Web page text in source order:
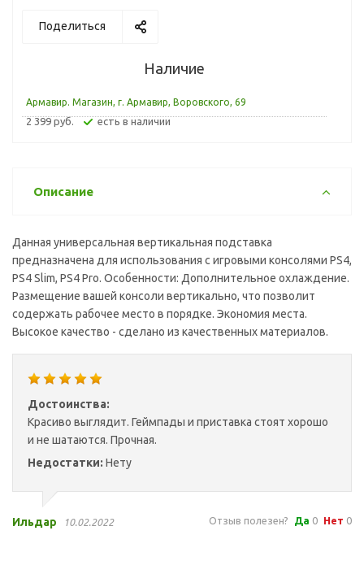
Поделиться
Наличие
Армавир. Магазин, г. Армавир, Воровского, 69
2 399 руб. Есть в наличии
Описание
Данная универсальная вертикальная подставка
предназначена для использования с игровыми консолями PS4,
PS4 Slim, PS4 Pro. Особенности: Дополнительное охлаждение.
Размещение вашей консоли вертикально, что позволит
содержать рабочее место в порядке. Экономия места.
Высокое качество - сделано из качественных материалов.
Достоинства:
Красиво выглядит. Геймпады и приставка стоят хорошо
и не шатаются. Прочная.
Недостатки: Нету
Ильдар 10.02.2022 Отзыв полезен? Да 0 Нет 0